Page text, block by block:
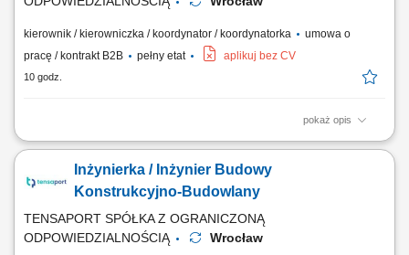
kierownik / kierowniczka / koordynator / koordynatorka
umowa o
pracę / kontrakt B2B
pełny etat aplikuj bez CV
10 godz.
pokaż opis
Zadania: Nadzór techniczny nad pracami ziemnymi, żelbetowymi i
wykonania fundamentów pod słupy SN, aparaturę, kontenery BESS i
obiekty kubaturowe; Organizacja pracy zespołów własnych oraz
Inżynierka / Inżynier Budowy
Konstrukcyjno-Budowlany
TENSAPORT SPÓŁKA Z OGRANICZONĄ
ODPOWIEDZIALNOŚCIĄ
Wrocław